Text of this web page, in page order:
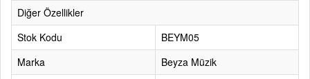
Diğer Özellikler
Stok Kodu
BEYM05
Marka
Beyza Müzik